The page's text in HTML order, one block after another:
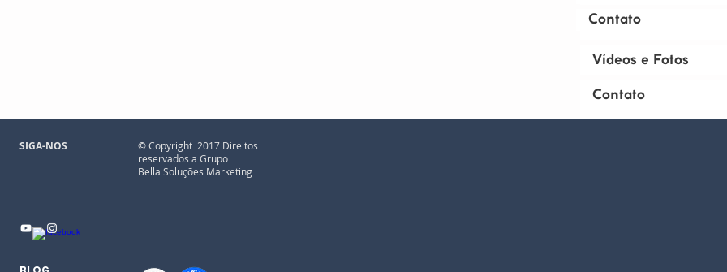
Contato
Gráfica
Vídeos e Fotos
Contato
SIGA-NOS
© Copyright 2017 Direitos
reservados a Grupo
Bella Soluções Marketing